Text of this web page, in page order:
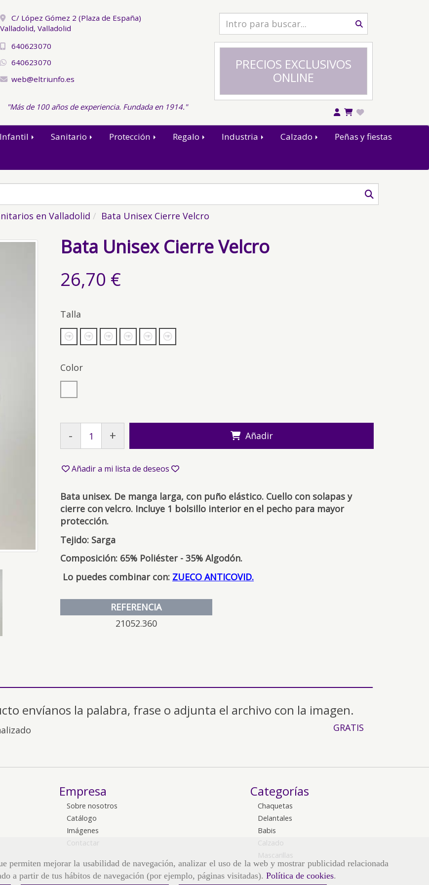
permiten mejorar la usabilidad de navegación, analizar el uso de la web y mostrar publicidad relacionada
a partir de tus hábitos de navegación (por ejemplo, páginas visitadas). Política de cookies.
PRECIOS EXCLUSIVOS
ONLINE
C/ López Gómez 2 (Plaza de España)
Valladolid, Valladolid
640623070
640623070
web
eltriunfo.es
"Más de 100 años de experiencia. Fundada en 1914."
Infantil Sanitario Protección Regalo Industria Calzado
Peñas y fiestas
en Valladolid Bata Unisex Cierre Velcro
Bata Unisex Cierre Velcro
26,70 €
Talla
Color
- + Añadir
Añadir a mi lista de deseos
Bata unisex. De manga larga, con puño elástico. Cuello con solapas y
cierre con velcro. Incluye 1 bolsillo interior en el pecho para mayor
protección.
Tejido: Sarga
Composición: 65% Poliéster - 35% Algodón.
Lo puedes combinar con: ZUECO ANTICOVID.
REFERENCIA
21052.360
envíanos la palabra, frase o adjunta el archivo con la imagen.
GRATIS
Empresa
Sobre nosotros
Catálogo
Imágenes
Contactar
Categorías
Chaquetas
Delantales
Babis
Calzado
Mascarillas